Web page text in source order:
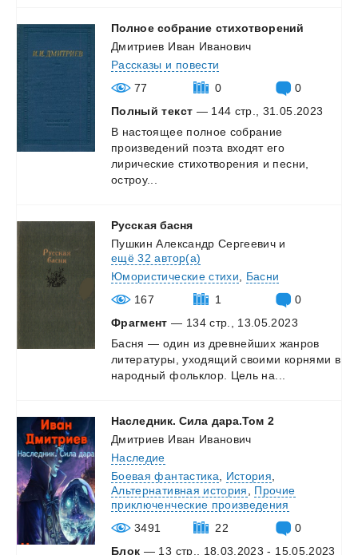
Полное собрание стихотворений
Дмитриев Иван Иванович
Рассказы и повести
77
0
0
Полный текст — 144 стр., 31.05.2023
В настоящее полное собрание
произведений поэта входят его
лирические стихотворения и песни,
остроу...
Русская басня
Пушкин Александр Сергеевич и
ещё 32 автор(а)
Юмористические стихи
Басни
167
1
0
Фрагмент — 134 стр., 13.05.2023
Басня — один из древнейших жанров
литературы,
уходящий своими корнями в
народный фольклор. Цель на...
Наследник. Сила дара.Том 2
Дмитриев Иван Иванович
Наследие
Боевая фантастика
История
Альтернативная история
Прочие
приключенческие произведения
3491
22
0
Блок — 13 стр., 18.03.2023 - 15.05.2023